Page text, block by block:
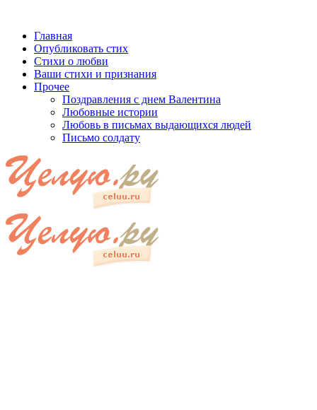
Главная
Опубликовать стих
Стихи о любви
Ваши стихи и признания
Прочее
Поздравления с днем Валентина
Любовные истории
Любовь в письмах выдающихся людей
Письмо солдату